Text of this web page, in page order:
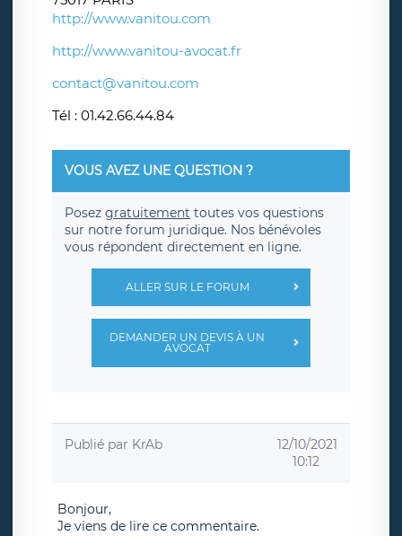
http://www.vanitou.com
http://www.vanitou-avocat.fr
contact@vanitou.com
Tél : 01.42.66.44.84
VOUS AVEZ UNE QUESTION ?
Posez gratuitement toutes vos questions
sur notre forum juridique. Nos bénévoles
vous répondent directement en ligne.
ALLER SUR LE FORUM
DEMANDER UN DEVIS À UN
AVOCAT
Publié par KrAb
12/10/2021
10:12
Bonjour,
Je viens de lire ce commentaire.